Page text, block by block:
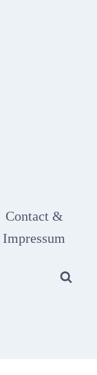
Contact &
Impressum